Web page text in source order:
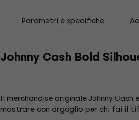
Parametri e specifiche
Johnny Cash Bold
Il merchandise originale Johnny
mostrare con orgoglio per chi fai il